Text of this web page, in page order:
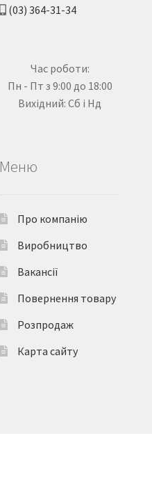
(03) 364-31-34
Час роботи:
Пн - Пт з 9:00 до 18:00
Вихідний: Сб і Нд
Меню
Про компанію
Виробництво
Вакансії
Повернення товару
Розпродаж
Карта сайту